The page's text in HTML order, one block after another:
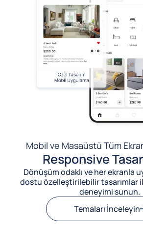
Mobil ve Masaüstü Tüm
Responsive
Dönüşüm odaklı ve her ekranla
dostu özelleştirilebilir tasarımlar
deneyimi sunun.
Temaları İnceleyin